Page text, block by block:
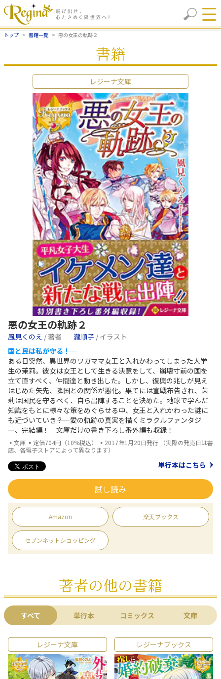
トップ 書籍一覧 悪の女王の軌跡２
書籍
レジーナ文庫
悪の女王の軌跡２
風見くのえ / 著者 瀧順子 / イラスト
国と民は私が守る――！
ある日突然、異世界のワガママ女王と入れかわってしまった大学
生の茉莉。彼女は女王として生きる決意をして、崩壊寸前の国を
立て直すべく、仲間達と動き出した。しかし、復興の兆しが見え
はじめた矢先、隣国との関係が悪化。果てには宣戦布告され、茉
莉は国民を守るべく、自ら出陣することを決めた。地球で学んだ
知識をもとに様々な策をめぐらせる中、女王と入れかわった謎に
も近づいていき――？ 愛の軌跡の真実を描くミラクルファンタジ
ー、完結編！ 文庫だけの書き下ろし番外編も収録！
▪文庫 ▪定価704円（10%税込） ▪2017年1月20日発行 （実際の発売日は書
店、各電子ストアによって異なります）
単行本はこちら
試し読み
Amazon 楽天ブックス
セブンネットショッピング
著者の他の書籍
すべて 単行本 コミックス 文庫
レジーナ文庫 レジーナブックス